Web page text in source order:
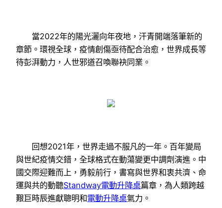
當2022年的陽光灑向年夜地，汗青開端落筆新的
章節。環視全球，疫情創傷亟待配合治愈，世界成長等
待彭湃動力，人世邪道召喚聯袂同業。
回想2021年，世界走過不服凡的一年。百年變局
與世紀疫情交錯，全球格式在動蕩變更中調劑演進。中
國交際迎難而上，勇毅前行，書寫與世界和衷共濟、命
運與共的動聽Standway電動升降桌篇章，為人類跨越
艱巨時辰進獻聰明和電動升降桌氣力。